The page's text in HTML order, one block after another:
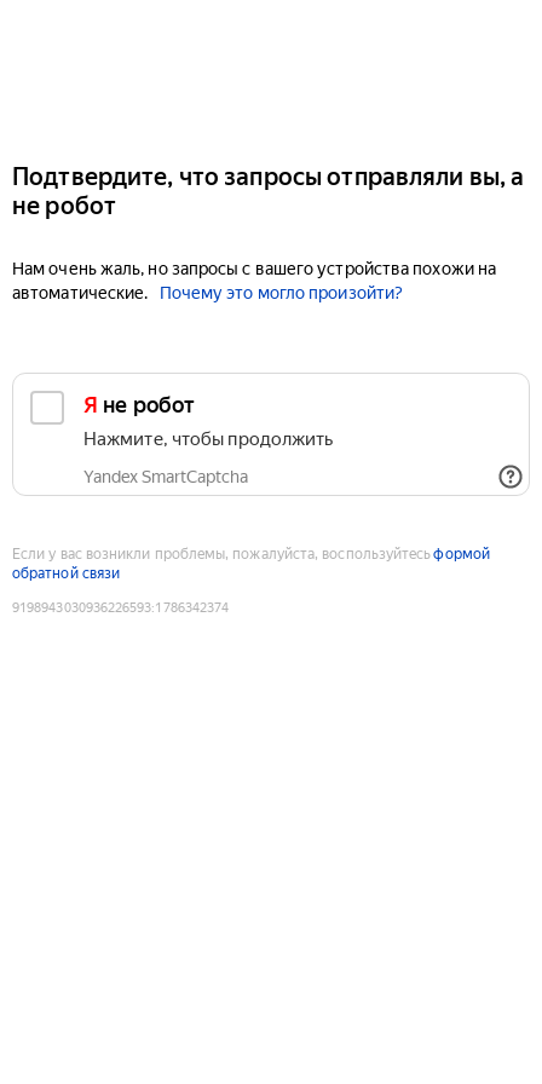
Подтвердите, что запросы отправляли вы, а
не робот
Нам очень жаль, но запросы с вашего устройства похожи на
автоматические.
Почему это могло произойти?
Я не робот
Нажмите, чтобы продолжить
Yandex SmartCaptcha
Если у вас возникли проблемы, пожалуйста, воспользуйтесьформой
обратной связи
9198943030936226593:1786342374